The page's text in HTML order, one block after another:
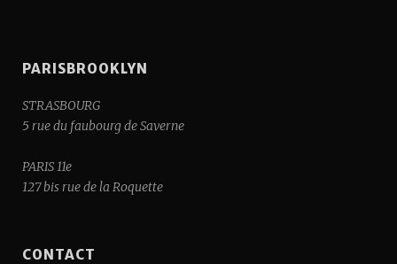
PARISBROOKLYN
STRASBOURG
5 rue du faubourg de Saverne
PARIS 11e
127 bis rue de la Roquette
CONTACT